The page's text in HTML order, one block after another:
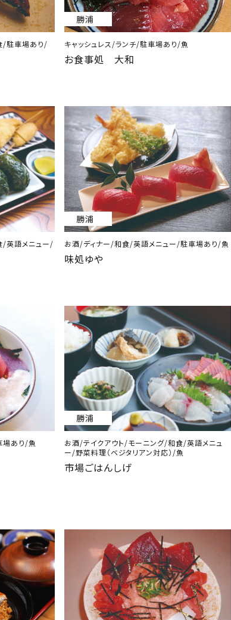
/駐車場あり/
勝浦
キャッシュレス/ランチ/駐車場あり/魚
お食事処 大和
/英語メニュー/
勝浦
お酒/ディナー/和食/英語メニュー/駐車場あり/魚
味処ゆや
場あり/魚
勝浦
お酒/テイクアウト/モーニング/和食/英語メニュ
ー/野菜料理（ベジタリアン対応）/魚
市場ごはんしげ